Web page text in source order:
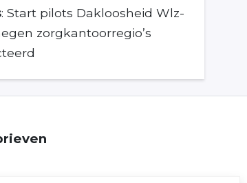
: Start pilots Dakloosheid Wlz-
zorgkantoorregio’s